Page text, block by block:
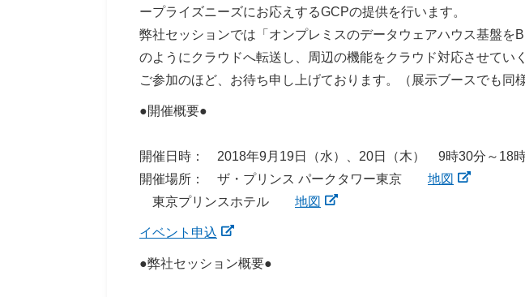
ープライズニーズにお応えするGCPの提供を行います。
弊社セッションでは「オンプレミスのデータウェアハウス基盤
のようにクラウドへ転送し、周辺の機能をクラウド対応させてい
ご参加のほど、お待ち申し上げております。（展示ブースでも同
●開催概要●
開催日時： 2018年9月19日（水）、20日（木） 9時30分～18
開催場所： ザ・プリンス パークタワー東京 地図
東京プリンスホテル 地図
イベント申込
●弊社セッション概要●